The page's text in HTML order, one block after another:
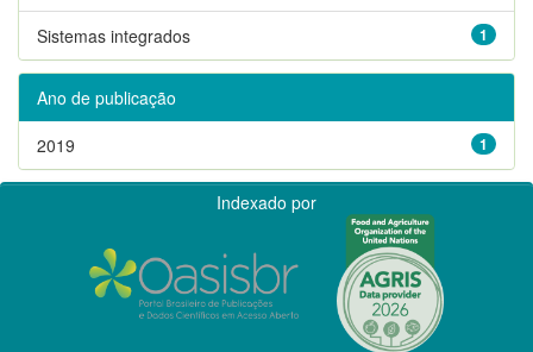
1
Sistemas integrados
Ano de publicação
1
2019
Indexado por